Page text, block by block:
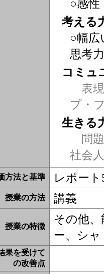
○感性
考える
○幅広
思考力
コミュ
表現
プ・
生きる
問題
社会
方法と基準 レポー
授業の方法 講義
授業の特徴
その他
ー、シ
果を受けて
の改善点